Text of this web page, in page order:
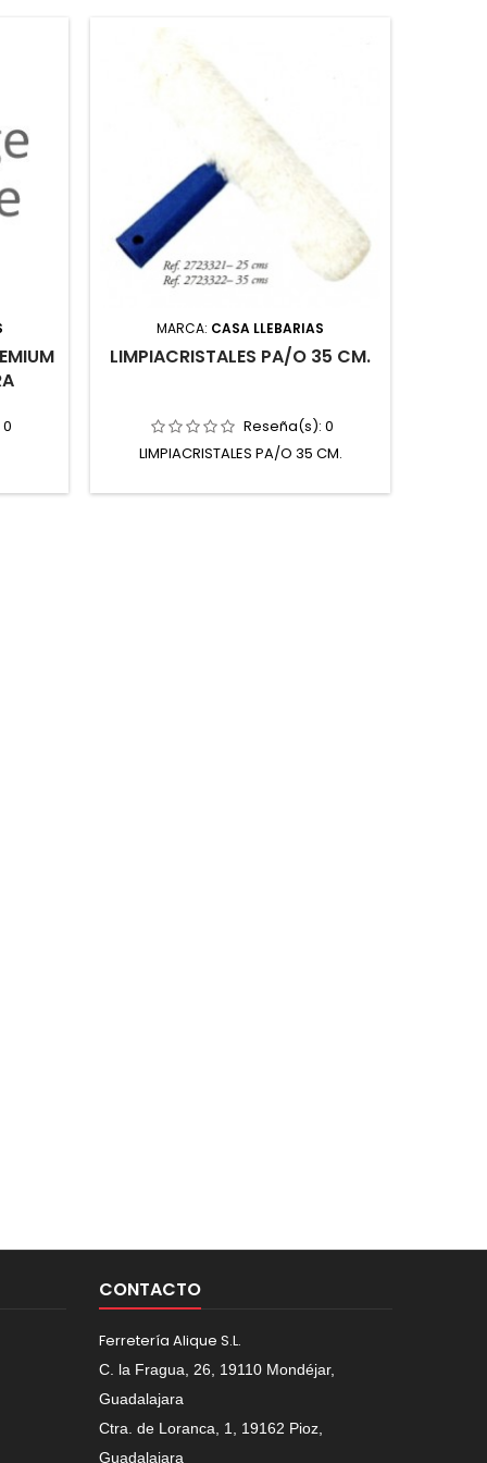
0
MARCA: CASA LLEBARIAS
LIMPIACRISTALES PA/O 35 CM.
Reseña(s): 0
LIMPIACRISTALES PA/O 35 CM.
CONTACTO
Ferretería Alique S.L.
C. la Fragua, 26, 19110 Mondéjar,
Guadalajara
Ctra. de Loranca, 1, 19162 Pioz,
Guadalajara